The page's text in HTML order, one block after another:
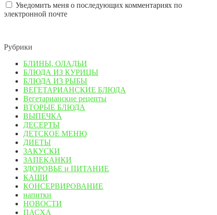
Уведомить меня о последующих комментариях по
электронной почте
Рубрики
БЛИНЫ, ОЛАДЬИ
БЛЮДА ИЗ КУРИЦЫ
БЛЮДА ИЗ РЫБЫ
ВЕГЕТАРИАНСКИЕ БЛЮДА
Вегетарианские рецепты
ВТОРЫЕ БЛЮДА
ВЫПЕЧКА
ДЕСЕРТЫ
ДЕТСКОЕ МЕНЮ
ДИЕТЫ
ЗАКУСКИ
ЗАПЕКАНКИ
ЗДОРОВЬЕ и ПИТАНИЕ
КАШИ
КОНСЕРВИРОВАНИЕ
напитки
НОВОСТИ
ПАСХА